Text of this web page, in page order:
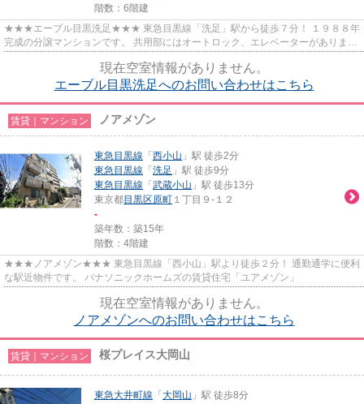
階数：6階建
★★★エーブル目黒洗足★★★ 東急目黒線「洗足」駅から徒歩７分！ １９８８年
完成の分譲マンションです。 共用部にはオートロック、エレベーターがありま
現在空室情報がありません。
エーブル目黒洗足へのお問い合わせはこちら
賃貸｜マンション ノアメゾン
東急目黒線 「 西小山 」駅 徒歩2分
東急目黒線 「 洗足 」駅 徒歩9分
東急目黒線 「 武蔵小山 」駅 徒歩13分
東京都目黒区原町 １丁目９-１２
-
築年数：築15年
階数：4階建
★★★ノアメゾン★★★ 東急目黒線「西小山」駅より徒歩２分！ 通勤通学に便利
な駅近物件です。 パナソニックホームズの賃貸住宅「ユアメゾン」
現在空室情報がありません。
ノアメゾンへのお問い合わせはこちら
賃貸｜マンション 桜プレイス大岡山
東急大井町線 「 大岡山 」駅 徒歩8分